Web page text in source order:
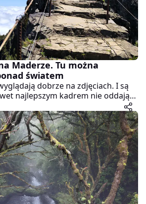
Maderze. Tu można
światem
dobrze na zdjęciach. I są
najlepszym kadrem nie oddają
się na miejscu. Pico do
należy właśnie do tej drugiej